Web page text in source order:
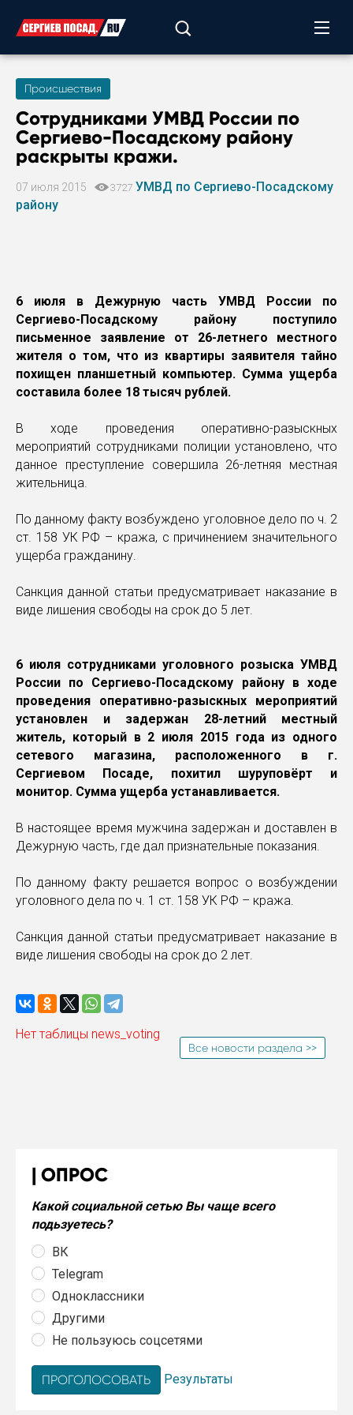
Происшествия
Сотрудниками УМВД России по
Сергиево-Посадскому району
раскрыты кражи.
07 июля 2015 3727 УМВД по Сергиево-Посадскому
району
6 июля в Дежурную часть УМВД России по
Сергиево-Посадскому району поступило
письменное заявление от 26-летнего местного
жителя о том, что из квартиры заявителя тайно
похищен планшетный компьютер. Сумма ущерба
составила более 18 тысяч рублей.
В ходе проведения оперативно-разыскных
мероприятий сотрудниками полиции установлено, что
данное преступление совершила 26-летняя местная
жительница.
По данному факту возбуждено уголовное дело по ч. 2
ст. 158 УК РФ – кража, с причинением значительного
ущерба гражданину.
Санкция данной статьи предусматривает наказание в
виде лишения свободы на срок до 5 лет.
6 июля сотрудниками уголовного розыска УМВД
России по Сергиево-Посадскому району в ходе
проведения оперативно-разыскных мероприятий
установлен и задержан 28-летний местный
житель, который в 2 июля 2015 года из одного
сетевого магазина, расположенного в г.
Сергиевом Посаде, похитил шуруповёрт и
монитор. Сумма ущерба устанавливается.
В настоящее время мужчина задержан и доставлен в
Дежурную часть, где дал признательные показания.
По данному факту решается вопрос о возбуждении
уголовного дела по ч. 1 ст. 158 УК РФ – кража.
Санкция данной статьи предусматривает наказание в
виде лишения свободы на срок до 2 лет.
Нет таблицы news_voting
Все новости раздела >>
ОПРОС
Какой социальной сетью Вы чаще всего
подьзуетесь?
ВК
Telegram
Одноклассники
Другими
Не пользуюсь соцсетями
Результаты